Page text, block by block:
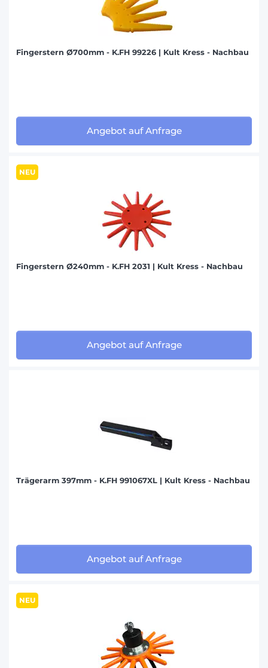
Fingerstern Ø700mm - K.FH 99226 | Kult Kress - Nachbau
Angebot auf Anfrage
NEU
Fingerstern Ø240mm - K.FH 2031 | Kult Kress - Nachbau
Angebot auf Anfrage
Trägerarm 397mm - K.FH 991067XL | Kult Kress - Nachbau
Angebot auf Anfrage
NEU